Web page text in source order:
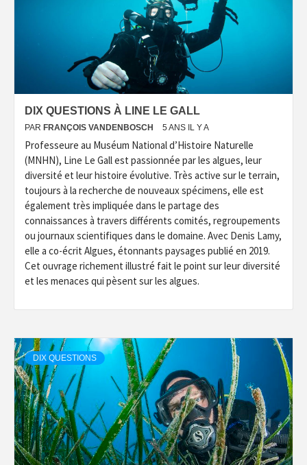
DIX QUESTIONS À LINE LE GALL
PAR FRANÇOIS VANDENBOSCH 5 ANS IL Y A
Professeure au Muséum National d’Histoire Naturelle
(MNHN), Line Le Gall est passionnée par les algues, leur
diversité et leur histoire évolutive. Très active sur le terrain,
toujours à la recherche de nouveaux spécimens, elle est
également très impliquée dans le partage des
connaissances à travers différents comités, regroupements
ou journaux scientifiques dans le domaine. Avec Denis Lamy,
elle a co-écrit Algues, étonnants paysages publié en 2019.
Cet ouvrage richement illustré fait le point sur leur diversité
et les menaces qui pèsent sur les algues.
DIX QUESTIONS